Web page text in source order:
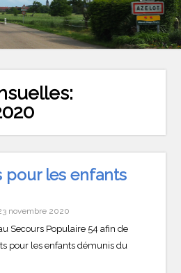
pour les enfants
novembre 2020
Secours Populaire 54 afin de
pour les enfants démunis du